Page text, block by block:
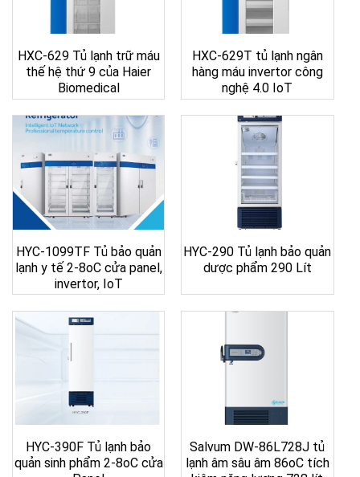
HXC-629 Tủ lạnh trữ máu
thế hệ thứ 9 của Haier
Biomedical
HXC-629T tủ lạnh ngân
hàng máu invertor công
nghệ 4.0 IoT
HYC-1099TF Tủ bảo quản
lạnh y tế 2-8oC cửa panel,
invertor, IoT
HYC-290 Tủ lạnh bảo quản
dược phẩm 290 Lít
HYC-390F Tủ lạnh bảo
quản sinh phẩm 2-8oC cửa
Salvum DW-86L728J tủ
lạnh âm sâu âm 86oC tích